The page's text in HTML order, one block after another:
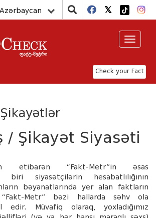
Azərbaycan
Check your Fact
Toggle
/ Şikayət Siyasəti
etibarən “Fakt-Metr”in əsas
biri siyasətçilərin hesabatlılığının
bəyanatlarında yer alan faktların
“Fakt-Metr” bəzi hallarda səhv ola
edir. Müvafiq olaraq, yoxladığımız